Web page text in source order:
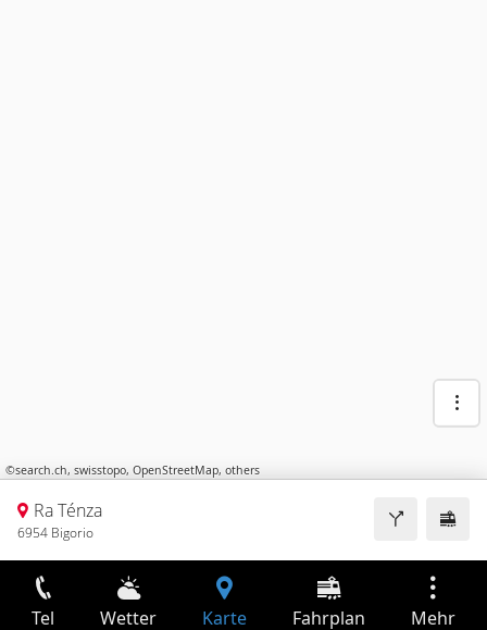
©search.ch, swisstopo, OpenStreetMap, others
Ra Ténza
6954 Bigorio
Tel Wetter Karte Fahrplan Mehr